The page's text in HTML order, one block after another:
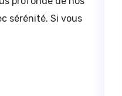
sérénité. Si vous